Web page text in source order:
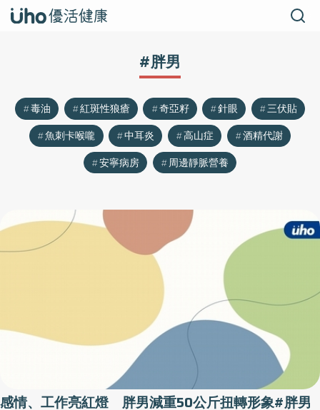
#胖男
毒油 紅斑性狼瘡 奇亞籽 針眼
三伏貼
魚刺卡喉嚨
中耳炎 高山症
酒精代謝
安寧病房
周邊靜脈營養
感情、工作亮紅燈 胖男減重50公斤扭轉形象#胖男